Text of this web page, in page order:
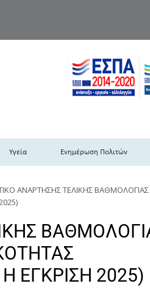
Περιφέρεια Πελοποννήσου- Ιονίων
Υγεία Ενημέρωση Πολιτών
ΑΝΑΡΤΗΣΗΣ ΤΕΛΙΚΗΣ
ΕΓΚΡΙΣΗ 2025)